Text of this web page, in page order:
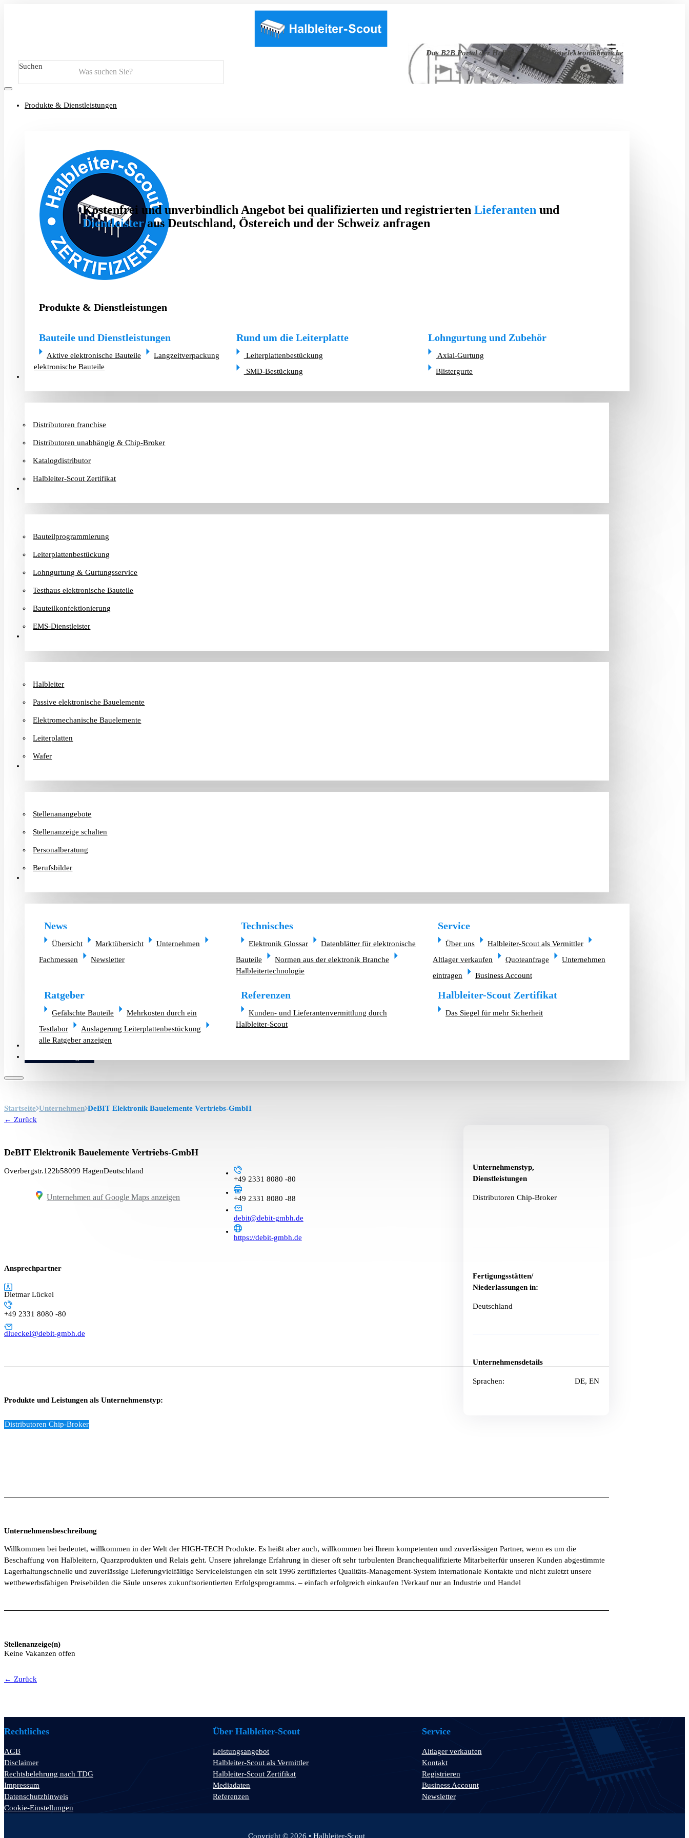
Das B2B Portal der Halbleiter- und Mikroelektronikbranche
Suchen
Produkte & Dienstleistungen
Kostenfrei und unverbindlich Angebot bei qualifizierten und registrierten Lieferanten und
Dientleisteraus Deutschland, Östereich und der Schweiz anfragen
Produkte & Dienstleistungen
Bauteile und Dienstleistungen
Aktive elektronische Bauteile
Langzeitverpackung
elektronische Bauteile
Rund um die Leiterplatte
Leiterplattenbestückung
SMD-Bestückung
Lohngurtung und Zubehör
Axial-Gurtung
Blistergurte
Distributoren franchise
Distributoren unabhängig & Chip-Broker
Katalogdistributor
Halbleiter-Scout Zertifikat
Bauteilprogrammierung
Leiterplattenbestückung
Lohngurtung & Gurtungsservice
Testhaus elektronische Bauteile
Bauteilkonfektionierung
EMS-Dienstleister
Halbleiter
Passive elektronische Bauelemente
Elektromechanische Bauelemente
Leiterplatten
Wafer
Stellenanangebote
Stellenanzeige schalten
Personalberatung
Berufsbilder
News
Übersicht Marktübersicht
Unternehmen
Fachmessen
Newsletter
Technisches
Elektronik Glossar
Datenblätter für elektronische
Bauteile
Normen aus der elektronik Branche
Halbleitertechnologie
Service
Über uns
Halbleiter-Scout als Vermittler
Altlager verkaufen
Quoteanfrage
Unternehmen
eintragen
Business Account
Ratgeber
Gefälschte Bauteile
Mehrkosten durch ein
Testlabor
Auslagerung Leiterplattenbestückung
alle Ratgeber anzeigen
Referenzen
Kunden- und Lieferantenvermittlung durch
Halbleiter-Scout
Halbleiter-Scout Zertifikat
Das Siegel für mehr Sicherheit
Altlager verkaufen
Startseite Unternehmen DeBIT Elektronik Bauelemente Vertriebs-GmbH
← Zurück
DeBIT Elektronik Bauelemente Vertriebs-GmbH
Overbergstr.122b58099 HagenDeutschland
Unternehmen auf Google Maps anzeigen
+49 2331 8080 -80
+49 2331 8080 -88
debit@debit-gmbh.de
https://debit-gmbh.de
Ansprechpartner
Dietmar Lückel
+49 2331 8080 -80
dlueckel@debit-gmbh.de
Produkte und Leistungen als Unternehmenstyp:
Distributoren Chip-Broker
Unternehmenstyp,
Dienstleistungen
Distributoren Chip-Broker
Fertigungsstätten/
Niederlassungen in:
Deutschland
Unternehmensdetails
Sprachen: DE, EN
Unternehmensbeschreibung
Willkommen bei bedeutet, willkommen in der Welt der HIGH-TECH Produkte. Es heißt aber auch, willkommen bei Ihrem kompetenten und zuverlässigen Partner, wenn es um die
Beschaffung von Halbleitern, Quarzprodukten und Relais geht. Unsere jahrelange Erfahrung in dieser oft sehr turbulenten Branchequalifizierte Mitarbeiterfür unseren Kunden abgestimmte
Lagerhaltungschnelle und zuverlässige Lieferungvielfältige Serviceleistungen ein seit 1996 zertifiziertes Qualitäts-Management-System internationale Kontakte und nicht zuletzt unsere
wettbewerbsfähigen Preisebilden die Säule unseres zukunftsorientierten Erfolgsprogramms. – einfach erfolgreich einkaufen !Verkauf nur an Industrie und Handel
Stellenanzeige(n)
Keine Vakanzen offen
← Zurück
Rechtliches
AGB
Disclaimer
Rechtsbelehrung nach TDG
Impressum
Datenschutzhinweis
Cookie-Einstellungen
Über Halbleiter-Scout
Leistungsangebot
Halbleiter-Scout als Vermittler
Halbleiter-Scout Zertifikat
Mediadaten
Referenzen
Service
Altlager verkaufen
Kontakt
Registrieren
Business Account
Newsletter
Copyright © 2026 • Halbleiter-Scout